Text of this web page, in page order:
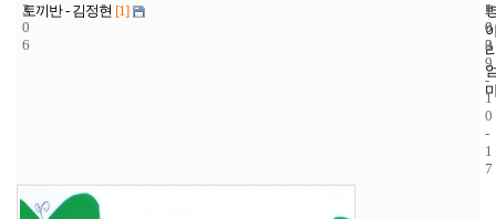
3
0
6
토끼반 - 김정현 [1]
1
0
3
2
0
0
9
-
1
0
-
1
7